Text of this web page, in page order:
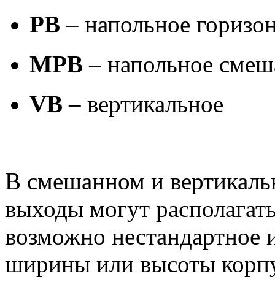
PB – напольное
MPB – напольное
VB – вертикальное
В смешанном и
выходы могут
возможно
ширины или высоты